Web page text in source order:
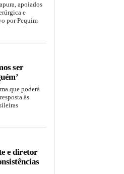
apoiados
e
por Pequim
ser
que poderá
às
e diretor